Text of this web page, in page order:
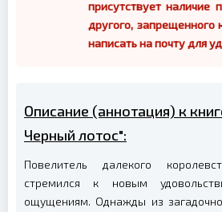
присутствует наличие
другого, запрещенного
написать на почту для
Описание (аннотация) к
Черный лотос":
Повелитель далекого
стремился к новым
ощущениям. Однажды из